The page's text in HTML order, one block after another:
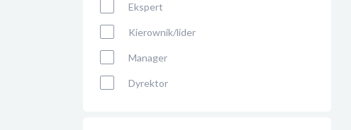
Ekspert
Kierownik/lider
Manager
Dyrektor